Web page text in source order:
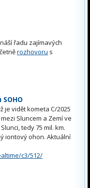
řadu zajímavých
rozhovoru s
je vidět kometa C/2025
Sluncem a Zemí ve
tedy 75 mil. km.
iontový ohon. Aktuální
c3/512/